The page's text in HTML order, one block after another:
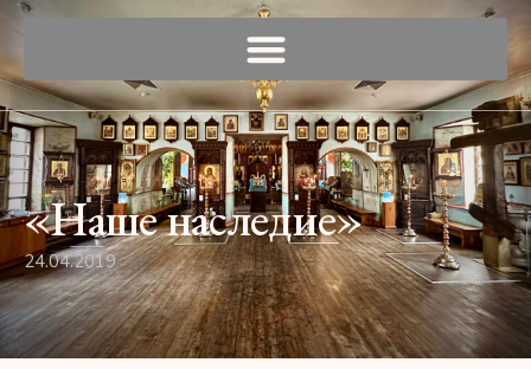
«Наше наследие»
24.04.2019